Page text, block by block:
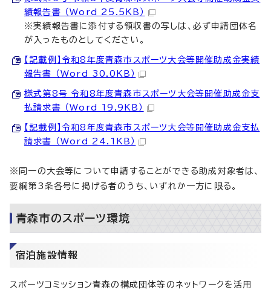
績報告書 （Word 25.5KB）
※実績報告書に添付する領収書の写しは、必ず申請団体名
が入ったものとしてください。
【記載例】令和8年度青森市スポーツ大会等開催助成金実績
報告書 （Word 30.0KB）
様式第8号_令和8年度青森市スポーツ大会等開催助成金支
払請求書 （Word 19.9KB）
【記載例】令和8年度青森市スポーツ大会等開催助成金支払
請求書 （Word 24.1KB）
※同一の大会等について申請することができる助成対象者は、
要綱第3条各号に掲げる者のうち、いずれか一方に限る。
青森市のスポーツ環境
宿泊施設情報
スポーツコミッション青森の構成団体等のネットワークを活用